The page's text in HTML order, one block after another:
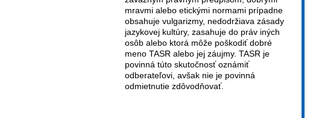
mravmi alebo etickými normami prípadne
obsahuje vulgarizmy, nedodržiava zásady
jazykovej kultúry, zasahuje do práv iných
osôb alebo ktorá môže poškodiť dobré
meno TASR alebo jej záujmy. TASR je
povinná túto skutočnosť oznámiť
odberateľovi, avšak nie je povinná
odmietnutie zdôvodňovať.